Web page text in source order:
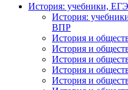
История: учебники,
История:
ВПР
История и
История и
История и
История и
История и